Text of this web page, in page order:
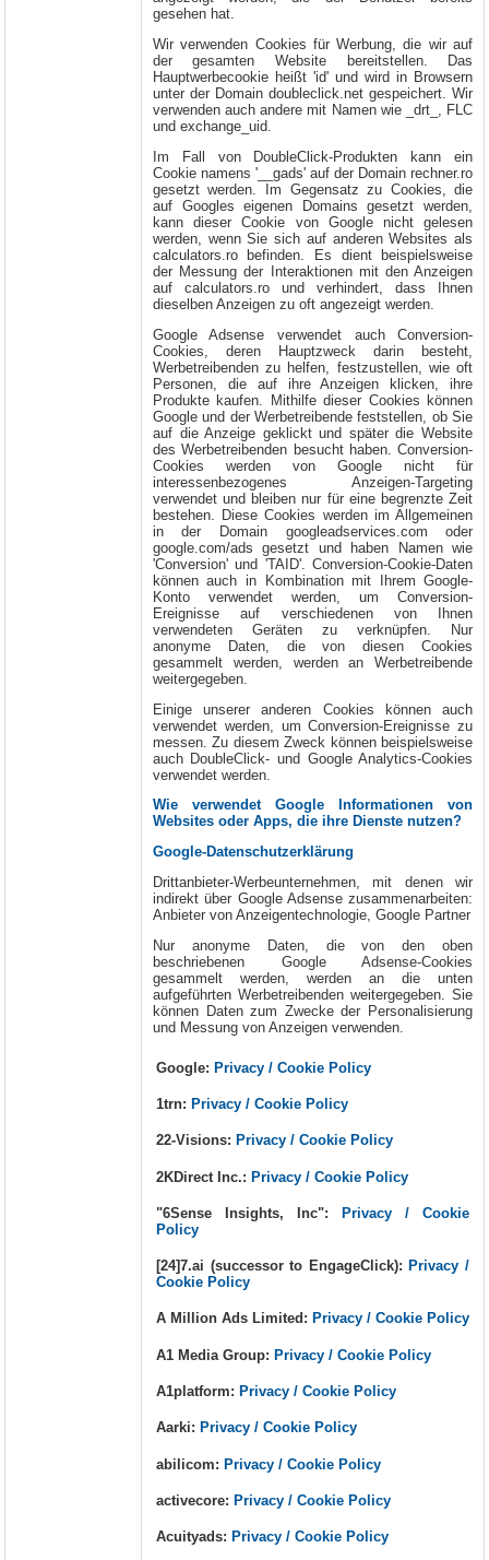
gesehen hat.
Wir verwenden Cookies für Werbung, die wir auf
der gesamten Website bereitstellen. Das
Hauptwerbecookie heißt 'id' und wird in Browsern
unter der Domain doubleclick.net gespeichert. Wir
verwenden auch andere mit Namen wie _drt_, FLC
und exchange_uid.
Im Fall von DoubleClick-Produkten kann ein
Cookie namens '__gads' auf der Domain rechner.ro
gesetzt werden. Im Gegensatz zu Cookies, die
auf Googles eigenen Domains gesetzt werden,
kann dieser Cookie von Google nicht gelesen
werden, wenn Sie sich auf anderen Websites als
calculators.ro befinden. Es dient beispielsweise
der Messung der Interaktionen mit den Anzeigen
auf calculators.ro und verhindert, dass Ihnen
dieselben Anzeigen zu oft angezeigt werden.
Google Adsense verwendet auch Conversion-
Cookies, deren Hauptzweck darin besteht,
Werbetreibenden zu helfen, festzustellen, wie oft
Personen, die auf ihre Anzeigen klicken, ihre
Produkte kaufen. Mithilfe dieser Cookies können
Google und der Werbetreibende feststellen, ob Sie
auf die Anzeige geklickt und später die Website
des Werbetreibenden besucht haben. Conversion-
Cookies werden von Google nicht für
interessenbezogenes Anzeigen-Targeting
verwendet und bleiben nur für eine begrenzte Zeit
bestehen. Diese Cookies werden im Allgemeinen
in der Domain googleadservices.com oder
google.com/ads gesetzt und haben Namen wie
'Conversion' und 'TAID'. Conversion-Cookie-Daten
können auch in Kombination mit Ihrem Google-
Konto verwendet werden, um Conversion-
Ereignisse auf verschiedenen von Ihnen
verwendeten Geräten zu verknüpfen. Nur
anonyme Daten, die von diesen Cookies
gesammelt werden, werden an Werbetreibende
weitergegeben.
Einige unserer anderen Cookies können auch
verwendet werden, um Conversion-Ereignisse zu
messen. Zu diesem Zweck können beispielsweise
auch DoubleClick- und Google Analytics-Cookies
verwendet werden.
Wie verwendet Google Informationen von
Websites oder Apps, die ihre Dienste nutzen?
Google-Datenschutzerklärung
Drittanbieter-Werbeunternehmen, mit denen wir
indirekt über Google Adsense zusammenarbeiten:
Anbieter von Anzeigentechnologie, Google Partner
Nur anonyme Daten, die von den oben
beschriebenen Google Adsense-Cookies
gesammelt werden, werden an die unten
aufgeführten Werbetreibenden weitergegeben. Sie
können Daten zum Zwecke der Personalisierung
und Messung von Anzeigen verwenden.
Google: Privacy / Cookie Policy
1trn: Privacy / Cookie Policy
22-Visions: Privacy / Cookie Policy
2KDirect Inc.: Privacy / Cookie Policy
"6Sense Insights, Inc":
Privacy / Cookie
Policy
[24]7.ai (successor to EngageClick): Privacy /
Cookie Policy
A Million Ads Limited: Privacy / Cookie Policy
A1 Media Group: Privacy / Cookie Policy
A1platform: Privacy / Cookie Policy
Aarki: Privacy / Cookie Policy
abilicom: Privacy / Cookie Policy
activecore: Privacy / Cookie Policy
Acuityads: Privacy / Cookie Policy